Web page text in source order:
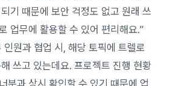
기 때문에 보안 걱정도 없고 원래 쓰
업무에 활용할 수 있어 편리해요.”
인원과 협업 시, 해당 토픽에 트렐로
쓰고 있는데요. 프로젝트 진행 현황
분과 상시 확인할 수 있기 때문에 업